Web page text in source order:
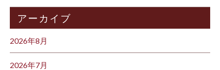
アーカイブ
2026年8月
2026年7月